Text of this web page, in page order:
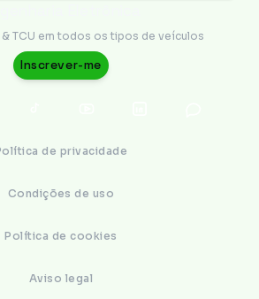
& TCU em todos os tipos de veículos
Inscrever-me
de privacidade
Condições de uso
Política de cookies
Aviso legal